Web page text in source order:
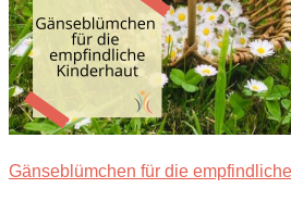
Gänseblümchen für die